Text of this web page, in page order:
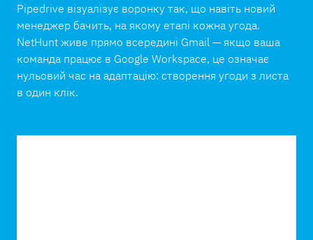
Pipedrive візуалізує воронку так, що навіть новий
менеджер бачить, на якому етапі кожна угода.
NetHunt живе прямо всередині Gmail — якщо ваша
команда працює в Google Workspace, це означає
нульовий час на адаптацію: створення угоди з листа
в один клік.